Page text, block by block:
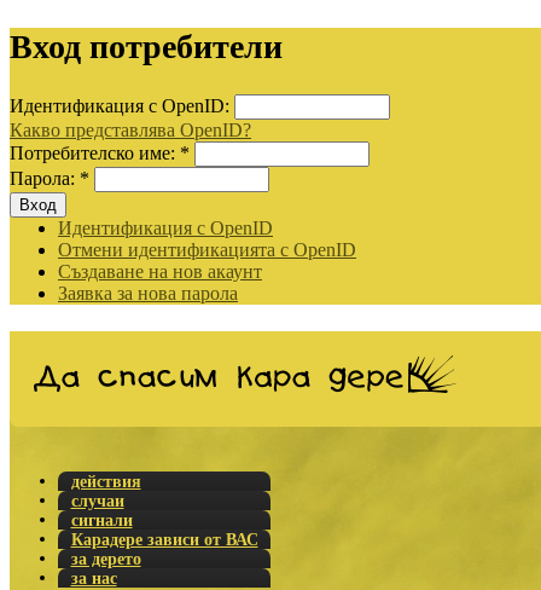
Вход потребители
Идентификация с OpenID:
Какво представлява OpenID?
Потребителско име: *
Парола: *
Идентификация с OpenID
Отмени идентификацията с OpenID
Създаване на нов акаунт
Заявка за нова парола
действия
случаи
сигнали
Карадере зависи от ВАС
за дерето
за нас